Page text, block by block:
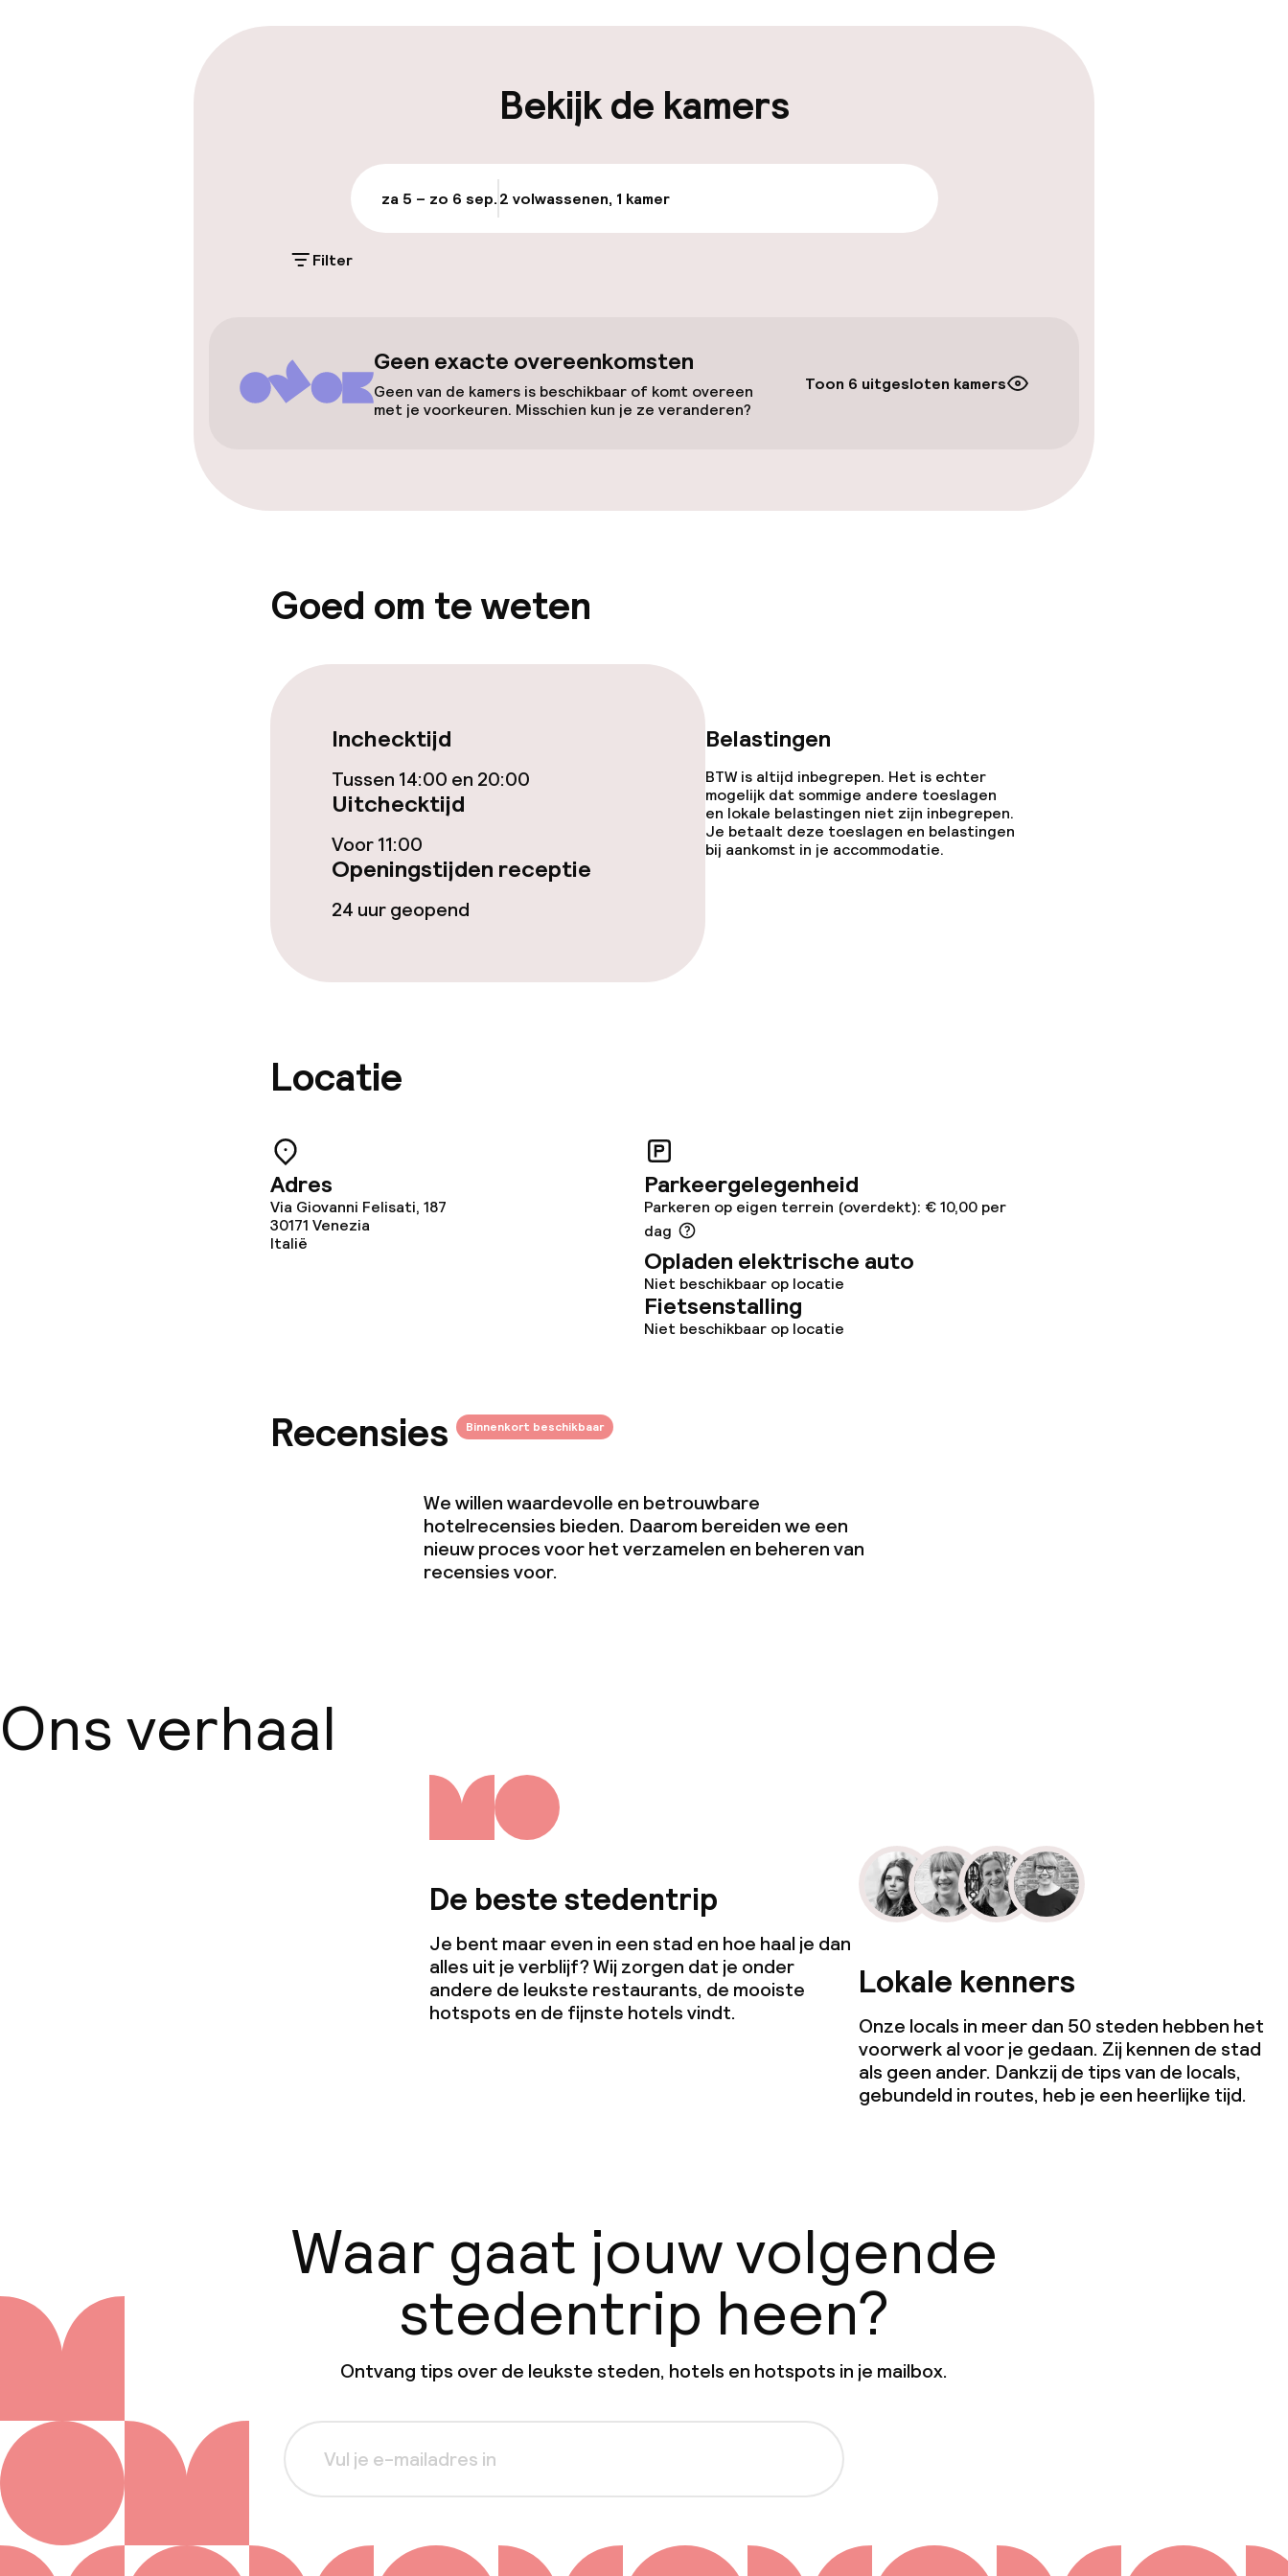
Parkeergelegenheid op eigen
€ 10,00 per dag
Openbaar parkeren
Eet- en drinkgelegenheden
Beleid
Overal rookvrij
Bekijk de kamers
za 5 – zo 6 sep.2 volwassenen, 1 kamer
Filter
Geen exacte overeenkomsten
Geen van de kamers is beschikbaar of komt overeen
met je voorkeuren. Misschien kun je ze veranderen?
Toon 6 uitgesloten kamers
Goed om te weten
Inchecktijd
Tussen 14:00 en 20:00
Uitchecktijd
Voor 11:00
Openingstijden receptie
24 uur geopend
Belastingen
BTW is altijd inbegrepen. Het is echter
mogelijk dat sommige andere toeslagen
en lokale belastingen niet zijn inbegrepen.
Je betaalt deze toeslagen en belastingen
bij aankomst in je accommodatie.
Locatie
Adres
Via Giovanni Felisati, 187
30171 Venezia
Italië
Parkeergelegenheid
Parkeren op eigen terrein (overdekt): € 10,00 per
dag
Opladen elektrische auto
Niet beschikbaar op locatie
Fietsenstalling
Niet beschikbaar op locatie
Recensies Binnenkort beschikbaar
We willen waardevolle en betrouwbare
hotelrecensies bieden. Daarom bereiden we een
nieuw proces voor het verzamelen en beheren van
recensies voor.
Ons verhaal
De beste stedentrip
Je bent maar even in een stad en hoe haal je dan
alles uit je verblijf? Wij zorgen dat je onder
andere de leukste restaurants, de mooiste
hotspots en de fijnste hotels vindt.
Lokale kenners
Onze locals in meer dan 50 steden hebben het
voorwerk al voor je gedaan. Zij kennen de stad
als geen ander. Dankzij de tips van de locals,
gebundeld in routes, heb je een heerlijke tijd.
Waar gaat jouw volgende
stedentrip heen?
Ontvang tips over de leukste steden, hotels en hotspots in je mailbox.